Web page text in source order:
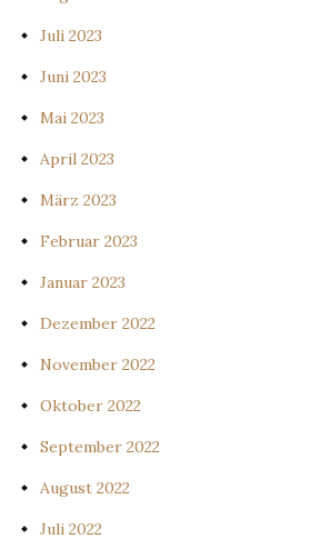
Juli 2023
Juni 2023
Mai 2023
April 2023
März 2023
Februar 2023
Januar 2023
Dezember 2022
November 2022
Oktober 2022
September 2022
August 2022
Juli 2022